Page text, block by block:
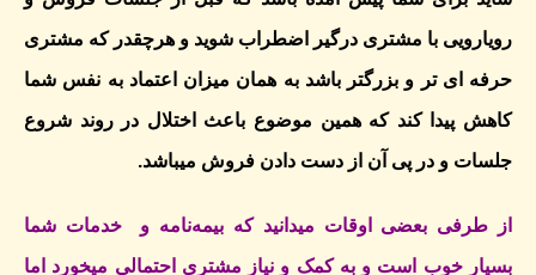
رویارویی با مشتری درگیر اضطراب شوید و هرچقدر که مشتری
حرفه ای تر و بزرگتر باشد به همان میزان اعتماد به نفس شما
کاهش پیدا کند که همین موضوع باعث اختلال در روند شروع
جلسات و در پی آن از دست دادن فروش میباشد.
از طرفی بعضی اوقات میدانید که بیمه‌نامه و خدمات شما
بسیار خوب است و به کمک و نیاز مشتری احتمالی میخورد اما